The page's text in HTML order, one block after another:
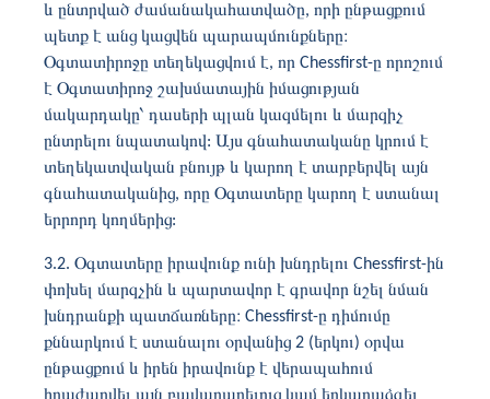
և ընտրված ժամանակահատվածը, որի ընթացքում
պետք է անց կացվեն պարապմունքները։
Օգտատիրոջը տեղեկացվում է, որ Chessfirst-ը որոշում
է Օգտատիրոջ շախմատային իմացության
մակարդակը՝ դասերի պլան կազմելու և մարզիչ
ընտրելու նպատակով: Այս գնահատականը կրում է
տեղեկատվական բնույթ և կարող է տարբերվել այն
գնահատականից, որը Օգտատերը կարող է ստանալ
երրորդ կողմերից:
3.2. Օգտատերը իրավունք ունի խնդրելու Chessfirst-ին
փոխել մարզչին և պարտավոր է գրավոր նշել նման
խնդրանքի պատճառները։ Chessfirst-ը դիմումը
քննարկում է ստանալու օրվանից 2 (երկու) օրվա
ընթացքում և իրեն իրավունք է վերապահում